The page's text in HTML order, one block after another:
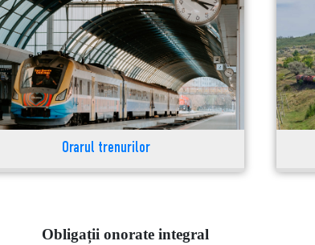
Orarul trenurilor
Obligații onorate integral